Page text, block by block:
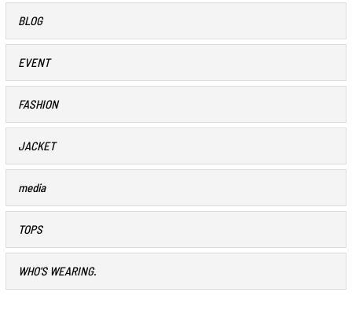
BLOG
EVENT
FASHION
JACKET
media
TOPS
WHO'S WEARING.